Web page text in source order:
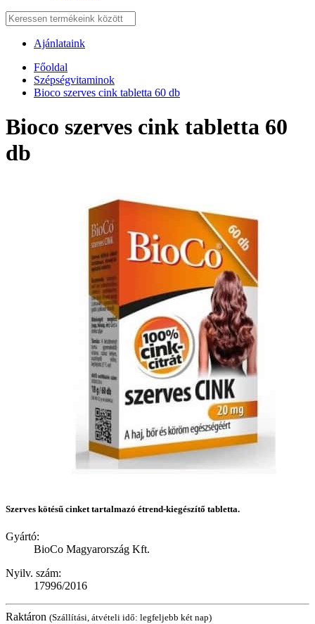
Ajánlataink
Főoldal
Szépségvitaminok
Bioco szerves cink tabletta 60 db
Bioco szerves cink tabletta 60
db
Szerves kötésű cinket tartalmazó étrend-kiegészítő tabletta.
Gyártó:
BioCo Magyarország Kft.
Nyilv. szám:
17996/2016
Raktáron (Szállítási, átvételi idő: legfeljebb két nap)